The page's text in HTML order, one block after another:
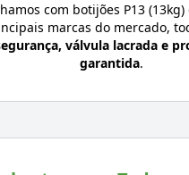
com botijões P13 (13kg)
marcas do mercado,
válvula lacrada e
garantida.